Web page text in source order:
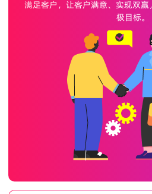
满足客户，让客户满意、实现双
极目标。